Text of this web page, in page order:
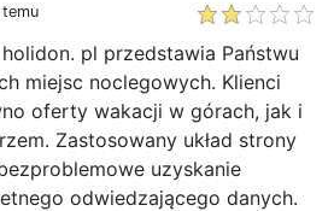
pl przedstawia Państwu
miejsc noclegowych. Klienci
oferty wakacji w górach, jak i
Zastosowany układ strony
uzyskanie
odwiedzającego danych.